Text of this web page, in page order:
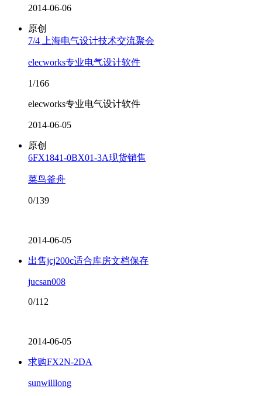
2014-06-06
原创
7/4 上海电气设计技术交流聚会
elecworks专业电气设计软件
1/166
elecworks专业电气设计软件
2014-06-05
原创
6FX1841-0BX01-3A现货销售
菜鸟釜舟
0/139
2014-06-05
出售jcj200c适合库房文档保存
jucsan008
0/112
2014-06-05
求购FX2N-2DA
sunwilllong